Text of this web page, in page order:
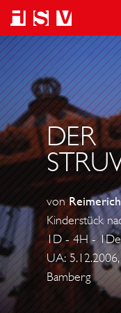
DER
von
Kinderstück
1D - 4H -
UA:
Bamberg